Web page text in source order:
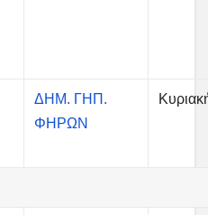
ΔΗΜ. ΓΗΠ.
ΦΗΡΩΝ